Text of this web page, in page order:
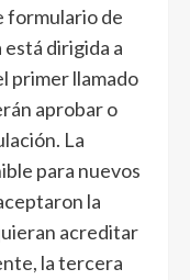
formulario de
dirigida a
primer llamado
aprobar o
La
para nuevos
la
acreditar
la tercera